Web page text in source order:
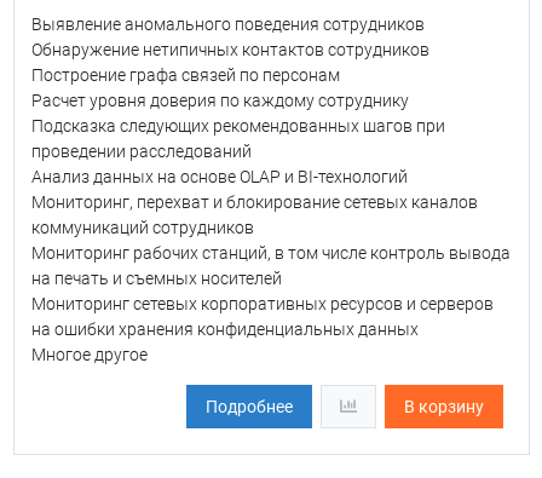
Выявление аномального поведения сотрудников
Обнаружение нетипичных контактов сотрудников
Построение графа связей по персонам
Расчет уровня доверия по каждому сотруднику
Подсказка следующих рекомендованных шагов при
проведении расследований
Анализ данных на основе OLAP и BI-технологий
Мониторинг, перехват и блокирование сетевых каналов
коммуникаций сотрудников
Мониторинг рабочих станций, в том числе контроль вывода
на печать и съемных носителей
Мониторинг сетевых корпоративных ресурсов и серверов
на ошибки хранения конфиденциальных данных
Многое другое
Подробнее В корзину